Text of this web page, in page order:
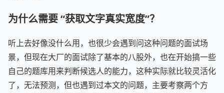
为什么需要 “获取文字真实宽度”？
听上去好像没什么用，也很少会遇到问这种问题的面试场
景，但现在大厂的面试除了基本的八股外，也在开始搞一些
自己的题库用来判断候选人的能力，这种实际就比较灵活化
了，无法预测，但也遇到过本文的问题，主要考察两个方